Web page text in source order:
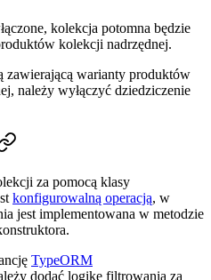
kolekcja potomna będzie
kolekcji nadrzędnej.
warianty produktów
należy wyłączyć dziedziczenie
za pomocą klasy
konfigurowalną operacją, w
jest implementowana w metodzie
TypeORM
dodać logikę filtrowania za